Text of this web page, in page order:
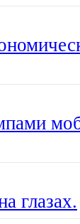
глазах.